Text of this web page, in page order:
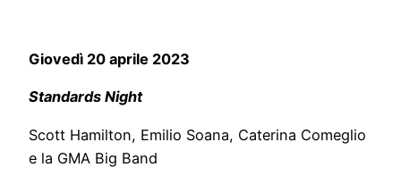
Giovedì 20 aprile 2023
Standards Night
Scott Hamilton, Emilio Soana, Caterina Comeglio
e la GMA Big Band